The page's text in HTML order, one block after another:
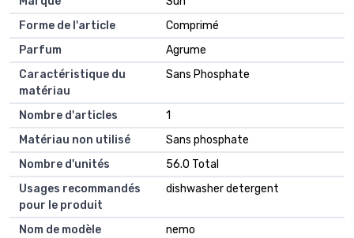
Forme de l'article
Comprimé
Parfum
Agrume
Caractéristique du
matériau
Sans Phosphate
Nombre d'articles
1
Matériau non utilisé
Sans phosphate
Nombre d'unités
56.0 Total
Usages recommandés
pour le produit
dishwasher detergent
Nom de modèle
nemo